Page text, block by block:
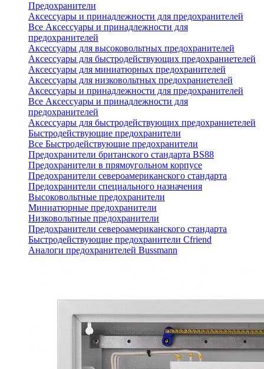
Предохранители
Аксессуары и принадлежности для предохранителей
Все Аксессуары и принадлежности для
предохранителей
Аксессуары для высоковольтных предохранителей
Аксессуары для быстродействующих предохраниетелей
Аксессуары для миниатюрных предохранителей
Аксессуары для низковольтных предохраниетелей
Аксессуары и принадлежности для предохранителей
Все Аксессуары и принадлежности для
предохранителей
Аксессуары для быстродействующих предохраниетелей
Быстродействующие предохранители
Все Быстродействующие предохранители
Предохранители британского стандарта BS88
Предохранители в прямоугольном корпусе
Предохранители североамериканского стандарта
Предохранители специального назначения
Высоковольтные предохранители
Миниатюрные предохранители
Низковольтные предохранители
Предохранители североамериканского стандарта
Быстродействующие предохранители Cfriend
Аналоги предохранителей Bussmann